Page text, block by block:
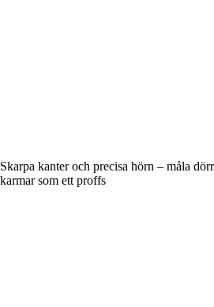
Skarpa kanter och precisa hörn – måla
karmar som ett proffs